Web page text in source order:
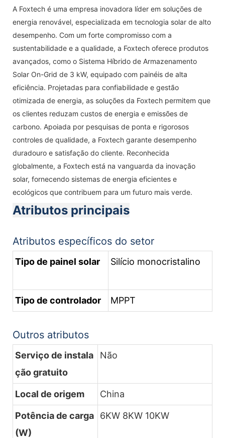
A Foxtech é uma empresa inovadora líder em soluções de
energia renovável, especializada em tecnologia solar de alto
desempenho. Com um forte compromisso com a
sustentabilidade e a qualidade, a Foxtech oferece produtos
avançados, como o Sistema Híbrido de Armazenamento
Solar On-Grid de 3 kW, equipado com painéis de alta
eficiência. Projetadas para confiabilidade e gestão
otimizada de energia, as soluções da Foxtech permitem que
os clientes reduzam custos de energia e emissões de
carbono. Apoiada por pesquisas de ponta e rigorosos
controles de qualidade, a Foxtech garante desempenho
duradouro e satisfação do cliente. Reconhecida
globalmente, a Foxtech está na vanguarda da inovação
solar, fornecendo sistemas de energia eficientes e
ecológicos que contribuem para um futuro mais verde.
Atributos principais
Atributos específicos do setor
Tipo de painel solar Silício monocristalino
Tipo de controlador MPPT
Outros atributos
Serviço de instala
ção gratuito
Não
Local de origem China
Potência de carga
(W)
6KW 8KW 10KW